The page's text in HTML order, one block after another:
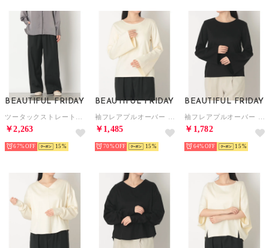
BEAUTIFUL FRIDAY
ツータックストレートパンツ （ブラック）
￥2,263
67% 15
BEAUTIFUL FRIDAY
袖フレアプルオーバー （ホワイト）
￥1,485
70% 15
BEAUTIFUL FRIDAY
袖フレアプルオーバー （ブラック）
￥1,782
64% 15